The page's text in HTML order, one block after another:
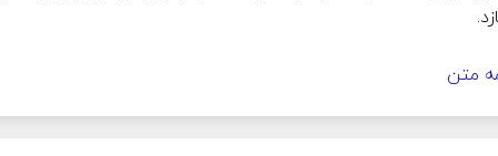
کنید.
متن